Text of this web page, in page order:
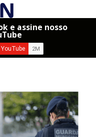
e assine nosso